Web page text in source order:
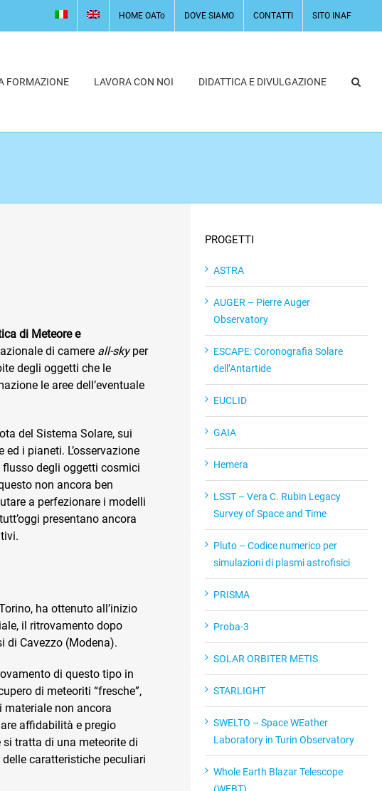
HOME OATo DOVE SIAMO CONTATTI SITO INAF
FORMAZIONE LAVORA CON NOI DIDATTICA E DIVULGAZIONE
di Meteore e
di camere all-skyper
degli oggetti che le
le aree dell’eventuale
del Sistema Solare, sui
i pianeti. L’osservazione
degli oggetti cosmici
non ancora ben
a perfezionare i modelli
presentano ancora
ha ottenuto all’inizio
il ritrovamento dopo
di Cavezzo (Modena).
di questo tipo in
di meteoriti “fresche”,
materiale non ancora
affidabilità e pregio
tratta di una meteorite di
caratteristiche peculiari
PROGETTI
ASTRA
AUGER – Pierre Auger
Observatory
ESCAPE: Coronografia Solare
dell’Antartide
EUCLID
GAIA
Hemera
LSST – Vera C. Rubin Legacy
Survey of Space and Time
Pluto – Codice numerico per
simulazioni di plasmi astrofisici
PRISMA
Proba-3
SOLAR ORBITER METIS
STARLIGHT
SWELTO – Space WEather
Laboratory in Turin Observatory
Whole Earth Blazar Telescope